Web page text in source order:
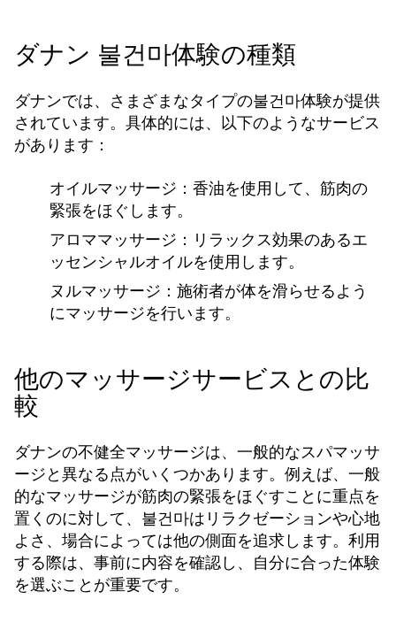
ダナン 불건마体験の種類
ダナンでは、さまざまなタイプの불건마体験が提供
されています。具体的には、以下のようなサービス
があります：
オイルマッサージ ：香油を使用して、筋肉の
緊張をほぐします。
アロママッサージ ：リラックス効果のあるエ
ッセンシャルオイルを使用します。
ヌルマッサージ ：施術者が体を滑らせるよう
にマッサージを行います。
他のマッサージサービスとの比
較
ダナンの不健全マッサージは、一般的なスパマッサ
ージと異なる点がいくつかあります。例えば、一般
的なマッサージが筋肉の緊張をほぐすことに重点を
置くのに対して、불건마はリラクゼーションや心地
よさ、場合によっては他の側面を追求します。利用
する際は、事前に内容を確認し、自分に合った体験
を選ぶことが重要です。